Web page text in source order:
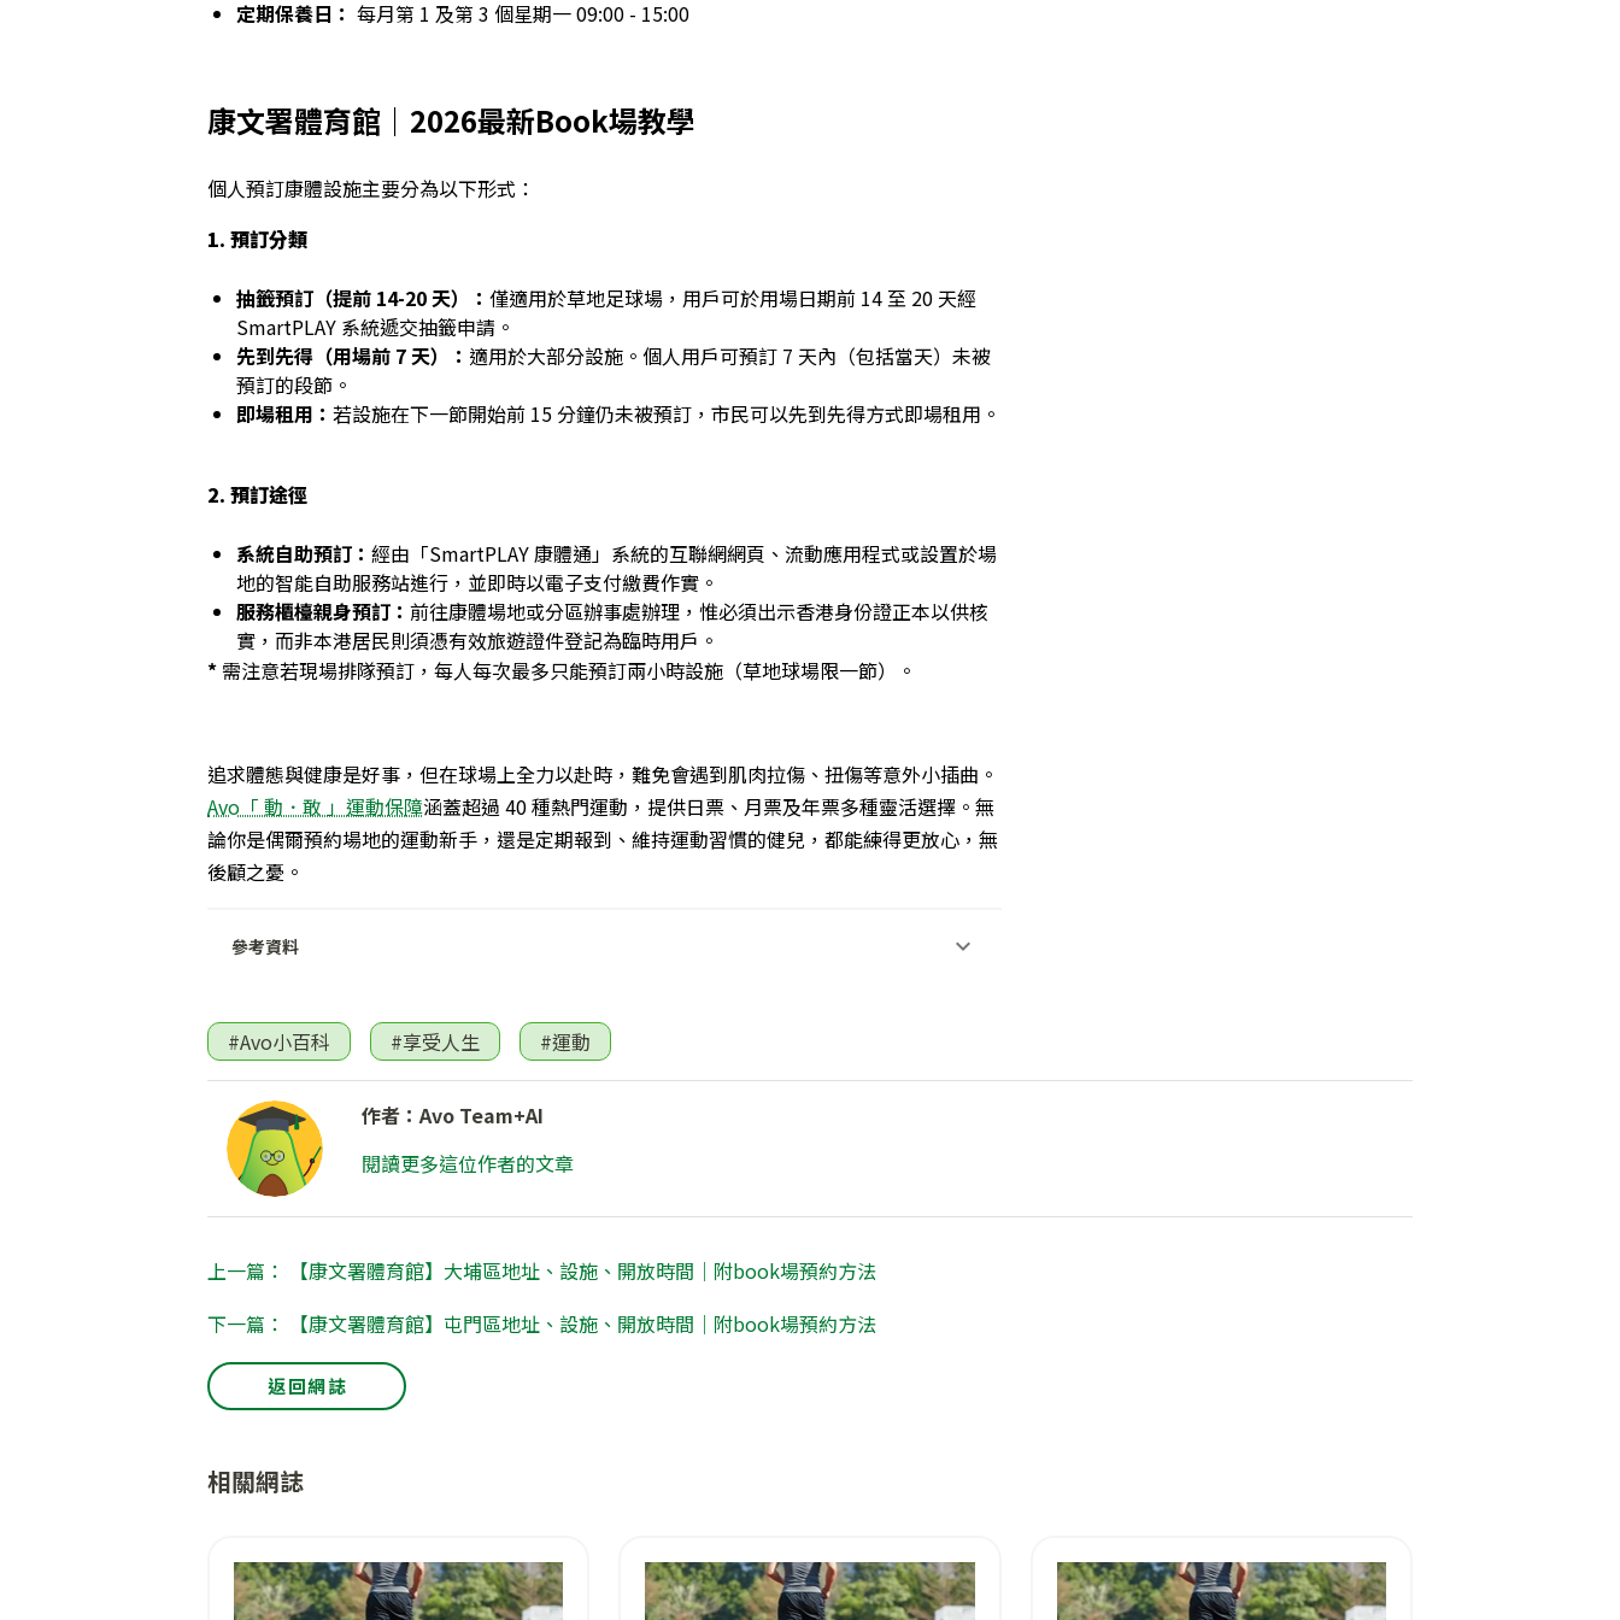
定期保養日： 每月第 1 及第 3 個星期一 09:00 - 15:00
康文署體育館｜2026最新Book場教學
個人預訂康體設施主要分為以下形式：
1. 預訂分類
抽籤預訂（提前 14-20 天）： 僅適用於草地足球場，用戶可於用場日期前 14 至 20 天經
SmartPLAY 系統遞交抽籤申請。
先到先得（用場前 7 天）： 適用於大部分設施。個人用戶可預訂 7 天內（包括當天）未被
預訂的段節。
即場租用： 若設施在下一節開始前 15 分鐘仍未被預訂，市民可以先到先得方式即場租用。
2. 預訂途徑
系統自助預訂 ： 經由「SmartPLAY 康體通」系統的互聯網網頁、流動應用程式或設置於場
地的智能自助服務站進行，並即時以電子支付繳費作實。
服務櫃檯親身預訂 ： 前往康體場地或分區辦事處辦理，惟必須出示香港身份證正本以供核
實，而非本港居民則須憑有效旅遊證件登記為臨時用戶。
* 需注意若現場排隊預訂，每人每次最多只能預訂兩小時設施（草地球場限一節）。
追求體態與健康是好事，但在球場上全力以赴時，難免會遇到肌肉拉傷、扭傷等意外小插曲。
Avo「 動．敢 」運動保障涵蓋超過 40 種熱門運動，提供日票、月票及年票多種靈活選擇。無
論你是偶爾預約場地的運動新手，還是定期報到、維持運動習慣的健兒，都能練得更放心，無
後顧之憂。
參考資料
#Avo小百科 #享受人生 #運動
作者：Avo Team+AI
閱讀更多這位作者的文章
上一篇： 【康文署體育館】大埔區地址、設施、開放時間｜附book場預約方法
下一篇： 【康文署體育館】屯門區地址、設施、開放時間｜附book場預約方法
返回網誌
相關網誌